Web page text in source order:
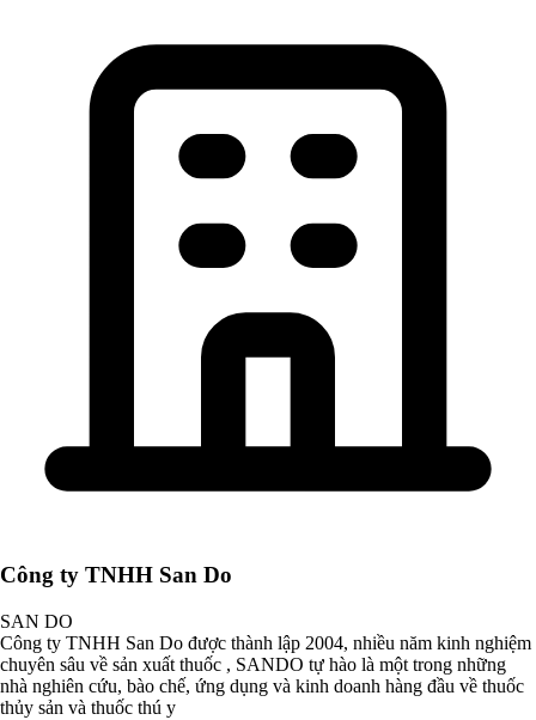
Công ty TNHH San Do
SAN DO
Công ty TNHH San Do được thành lập 2004, nhiều năm kinh nghiệm
chuyên sâu về sản xuất thuốc , SANDO tự hào là một trong những
nhà nghiên cứu, bào chế, ứng dụng và kinh doanh hàng đầu về thuốc
thủy sản và thuốc thú y